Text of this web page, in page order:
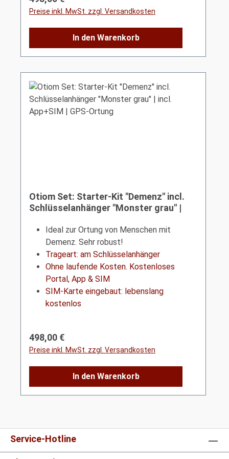
Preise inkl. MwSt. zzgl. Versandkosten
In den Warenkorb
Otiom Set: Starter-Kit "Demenz" incl.
Schlüsselanhänger "Monster grau" |
Ideal zur Ortung von Menschen mit
Demenz. Sehr robust!
Trageart: am Schlüsselanhänger
Ohne laufende Kosten. Kostenloses
Portal, App & SIM
SIM-Karte eingebaut: lebenslang
kostenlos
Regulärer Preis:
498,00 €
Preise inkl. MwSt. zzgl. Versandkosten
In den Warenkorb
Service-Hotline